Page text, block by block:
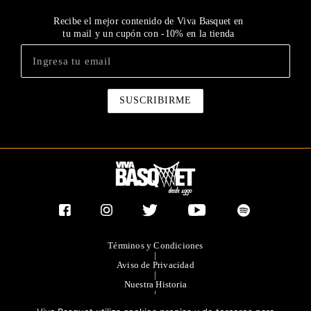
Recibe el mejor contenido de Viva Basquet en
tu mail y un cupón con -10% en la tienda
Términos y Condiciones
|
Aviso de Privacidad
|
Nuestra Historia
|